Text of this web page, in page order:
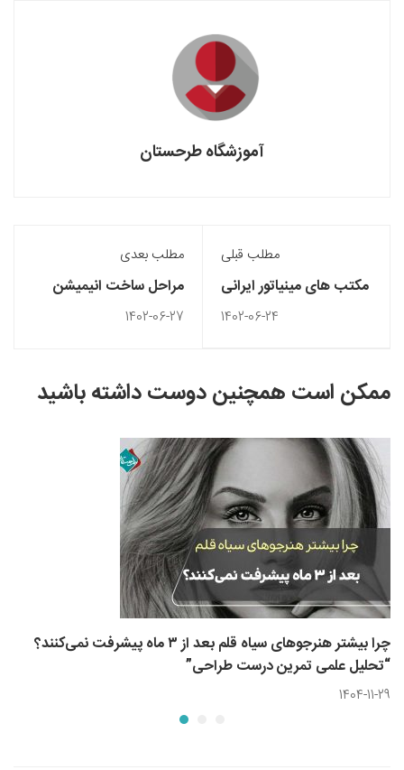
آموزشگاه طرحستان
مطلب قبلی
مکتب های مینیاتور ایرانی
1402-06-24
مطلب بعدی
مراحل ساخت انیمیشن
1402-06-27
ممکن است همچنین دوست داشته باشید
چرا بیشتر هنرجوهای سیاه قلم بعد از ۳ ماه پیشرفت نمی‌کنند؟
“تحلیل علمی تمرین درست طراحی”
1404-11-29